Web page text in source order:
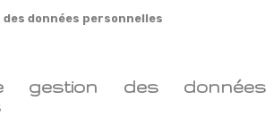
données personnelles
gestion des données